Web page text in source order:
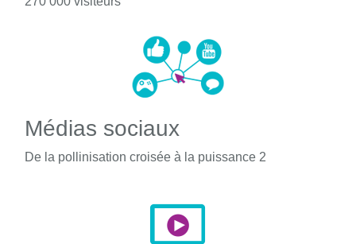
Médias sociaux
De la pollinisation croisée à la puissance 2